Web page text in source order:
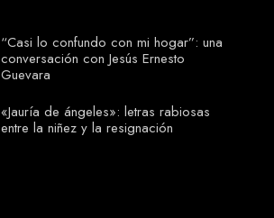
“Casi lo confundo con mi hogar”: una
conversación con Jesús Ernesto
Guevara
«Jauría de ángeles»: letras rabiosas
entre la niñez y la resignación